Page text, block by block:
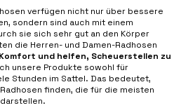
verfügen nicht nur über bessere
sondern sind auch mit einem
sie sich sehr gut an den Körper
die Herren- und Damen-Radhosen
und helfen, Scheuerstellen zu
unsere Produkte sowohl für
Stunden im Sattel. Das bedeutet,
finden, die für die meisten